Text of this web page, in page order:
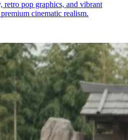
retro pop graphics, and vibrant
cinematic realism.